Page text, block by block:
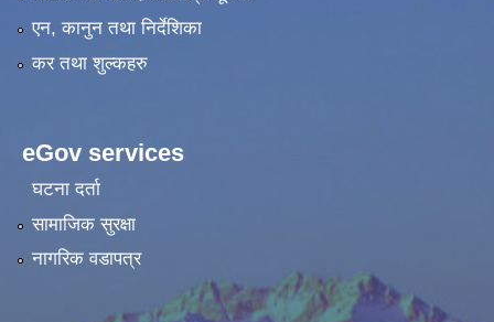
एन, कानुन तथा निर्देशिका
कर तथा शुल्कहरु
eGov services
घटना दर्ता
सामाजिक सुरक्षा
नागरिक वडापत्र